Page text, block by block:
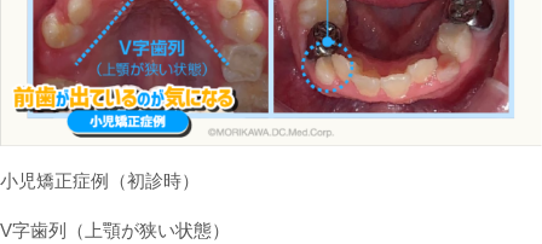
小児矯正症例（初診時）
V字歯列（上顎が狭い状態）